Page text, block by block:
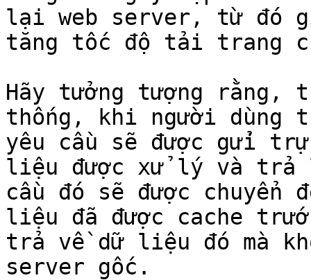
lại web server, từ đó
tăng tốc độ tải trang
Hãy tưởng tượng rằng,
thống, khi người dùng
yêu cầu sẽ được gửi
liệu được xử lý và trả
cầu đó sẽ được chuyển
liệu đã được cache
trả về dữ liệu đó mà
server gốc.